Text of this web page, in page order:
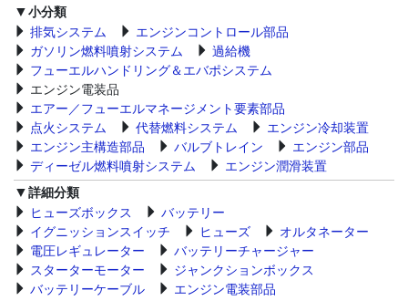
小分類
排気システム
エンジンコントロール部品
ガソリン燃料噴射システム
過給機
フューエルハンドリング＆エバポシステム
エンジン電装品
エアー／フューエルマネージメント要素部品
点火システム
代替燃料システム
エンジン冷却装置
エンジン主構造部品
バルブトレイン
エンジン部品
ディーゼル燃料噴射システム
エンジン潤滑装置
詳細分類
ヒューズボックス
バッテリー
イグニッションスイッチ
ヒューズ
オルタネーター
電圧レギュレーター
バッテリーチャージャー
スターターモーター
ジャンクションボックス
バッテリーケーブル
エンジン電装部品